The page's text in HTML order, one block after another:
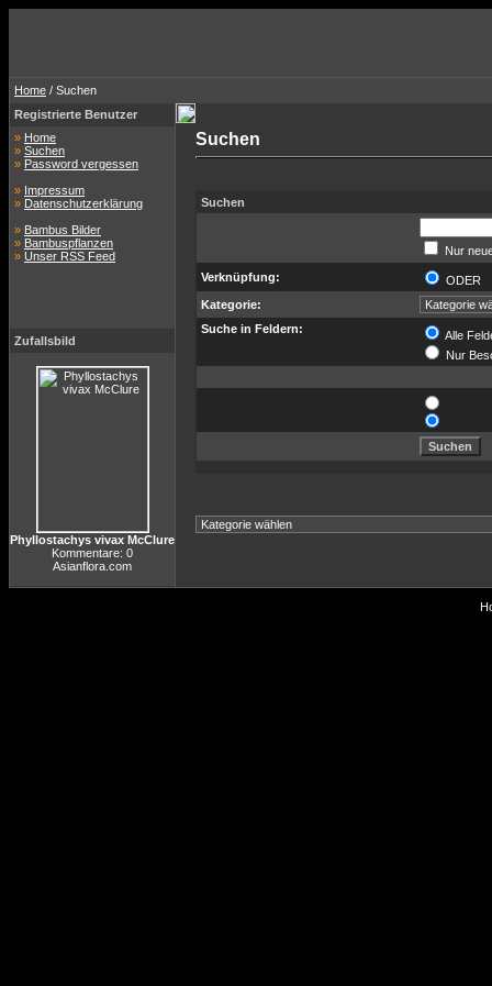
Home / Suchen
Registrierte Benutzer
» Home
» Suchen
» Password vergessen
» Impressum
» Datenschutzerklärung
» Bambus Bilder
» Bambuspflanzen
» Unser RSS Feed
Zufallsbild
Phyllostachys vivax McClure
Kommentare: 0
Asianflora.com
Suchen
Suchen
Nur
Verknüpfung:
ODER
Kategorie:
Suche in Feldern:
Alle
Nur